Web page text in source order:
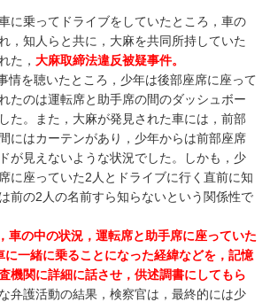
に乗ってドライブをしていたところ，車の
，知人らと共に，大麻を共同所持していた
た， 大麻取締法違反被疑事件。
情を聴いたところ，少年は後部座席に座って
たのは運転席と助手席の間のダッシュボー
た。また，大麻が発見された車には，前部
にはカーテンがあり，少年からは前部座席
が見えないような状況でした。しかも，少
に座っていた2 人とドライブに行く直前に知
前の2 人の名前すら知らないという関係性で
車の中の状況，運転席と助手席に座っていた
に一緒に乗ることになった経緯などを，記憶
機関に詳細に話させ，供述調書にしてもら
弁護活動の結果，検察官は，最終的には少